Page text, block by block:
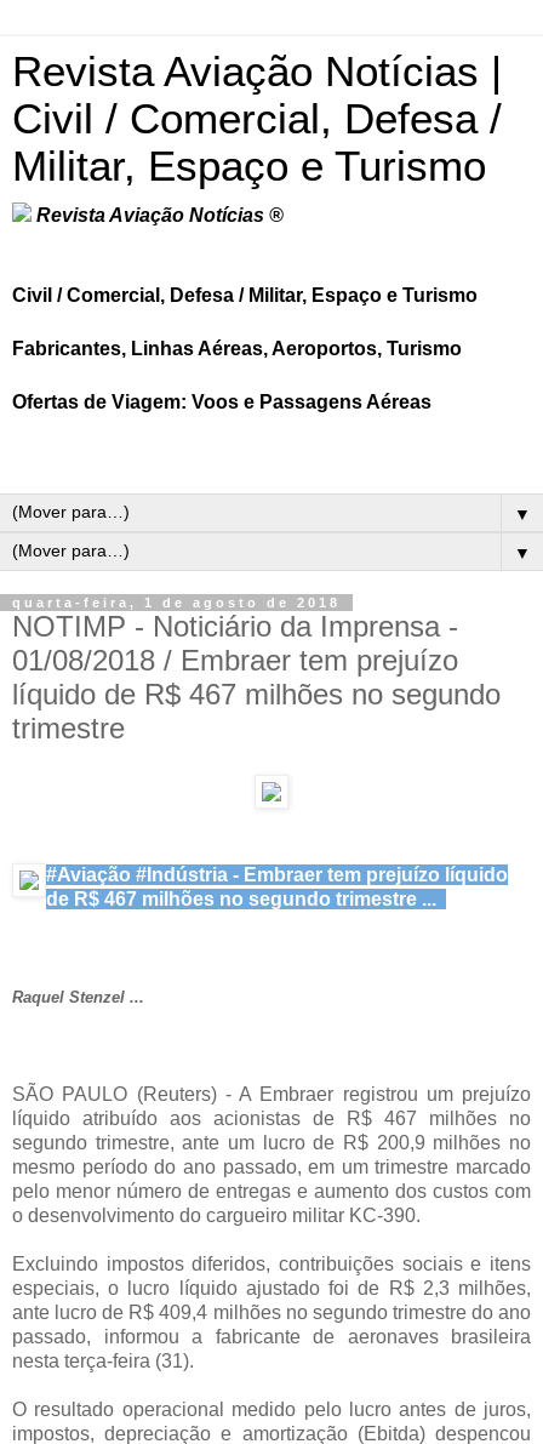
Revista Aviação Notícias |
Civil / Comercial, Defesa /
Militar, Espaço e Turismo
Revista Aviação Notícias ®
Civil / Comercial, Defesa / Militar, Espaço e Turismo
Fabricantes, Linhas Aéreas, Aeroportos, Turismo
Ofertas de Viagem: Voos e Passagens Aéreas
▼
▼
quarta-feira, 1 de agosto de 2018
NOTIMP - Noticiário da Imprensa -
01/08/2018 / Embraer tem prejuízo
líquido de R$ 467 milhões no segundo
trimestre
#Aviação #Indústria - Embraer tem prejuízo líquido
de R$ 467 milhões no segundo trimestre ...
Raquel Stenzel ...
SÃO PAULO (Reuters) - A Embraer registrou um prejuízo
líquido atribuído aos acionistas de R$ 467 milhões no
segundo trimestre, ante um lucro de R$ 200,9 milhões no
mesmo período do ano passado, em um trimestre marcado
pelo menor número de entregas e aumento dos custos com
o desenvolvimento do cargueiro militar KC-390.
Excluindo impostos diferidos, contribuições sociais e itens
especiais, o lucro líquido ajustado foi de R$ 2,3 milhões,
ante lucro de R$ 409,4 milhões no segundo trimestre do ano
passado, informou a fabricante de aeronaves brasileira
nesta terça-feira (31).
O resultado operacional medido pelo lucro antes de juros,
impostos, depreciação e amortização (Ebitda) despencou